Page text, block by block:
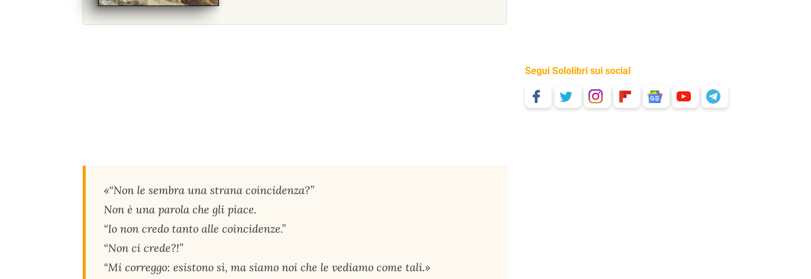
«“Non le sembra una strana coincidenza?”
Non è una parola che gli piace.
“Io non credo tanto alle coincidenze.”
“Non ci crede?!”
“Mi correggo: esistono sì, ma siamo noi che le vediamo come tali.»
Segui Sololibri sui social